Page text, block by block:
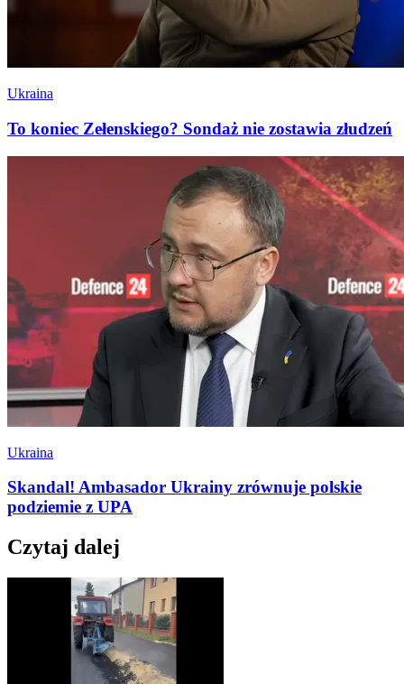
Ukraina
To koniec Zełenskiego? Sondaż nie zostawia złudzeń
Ukraina
Skandal! Ambasador Ukrainy zrównuje polskie
podziemie z UPA
Czytaj dalej